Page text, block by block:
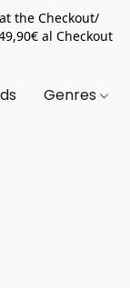
the Checkout/
al Checkout
Genres